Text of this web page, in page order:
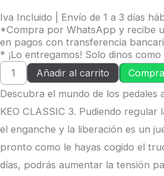
Iva Incluido | Envío de 1 a 3 días
*Compra por WhatsApp y recibe
en pagos con transferencia
* ¡Lo entregamos! Solo dinos
Añadir al carrito
Descubra el mundo de los pedales
KEO CLASSIC 3. Pudiendo regular
el enganche y la liberación es un
pronto como le hayas cogido el
días, podrás aumentar la tensión